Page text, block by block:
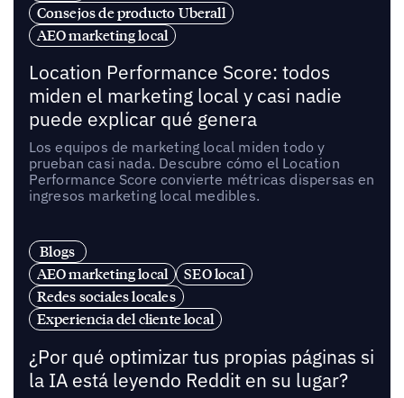
Consejos de producto Uberall
AEO marketing local
Location Performance Score: todos
miden el marketing local y casi nadie
puede explicar qué genera
Los equipos de marketing local miden todo y
prueban casi nada. Descubre cómo el Location
Performance Score convierte métricas dispersas en
ingresos marketing local medibles.
Blogs
AEO marketing local
SEO local
Redes sociales locales
Experiencia del cliente local
¿Por qué optimizar tus propias páginas si
la IA está leyendo Reddit en su lugar?